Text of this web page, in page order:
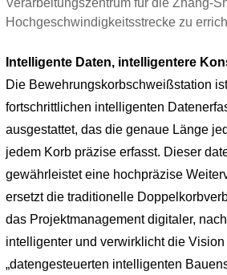
Intelligente Daten, intelligentere
Die Bewehrungskorbschweißstation
fortschrittlichen intelligenten
ausgestattet, das die genaue Länge
jedem Korb präzise erfasst. Dieser
gewährleistet eine hochpräzise
ersetzt die traditionelle
das Projektmanagement digitaler,
intelligenter und verwirklicht die Vision
„datengesteuerten intelligenten